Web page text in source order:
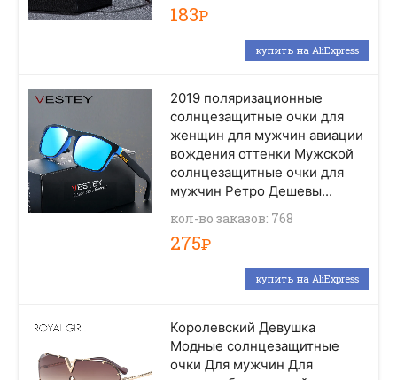
183Р
купить на AliExpress
2019 поляризационные
солнцезащитные очки для
женщин для мужчин авиации
вождения оттенки Мужской
солнцезащитные очки для
мужчин Ретро Дешевы...
кол-во заказов: 768
275Р
купить на AliExpress
Королевский Девушка
Модные солнцезащитные
очки Для мужчин Для